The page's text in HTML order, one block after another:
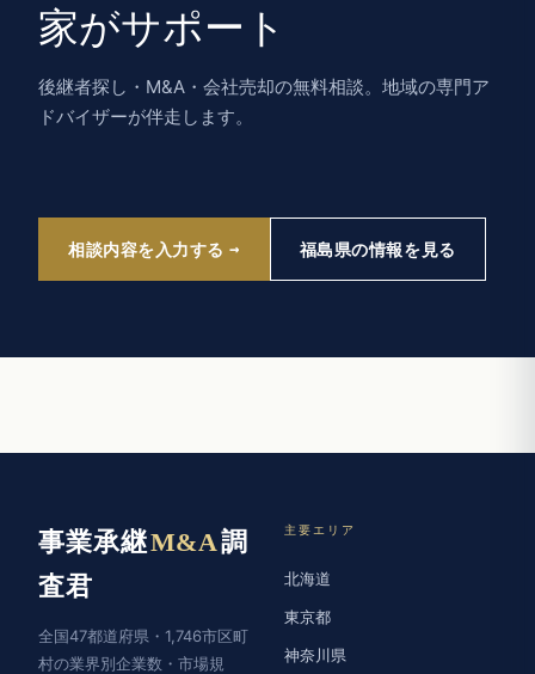
家がサポート
後継者探し・M&A・会社売却の無料相談。地域の専門ア
ドバイザーが伴走します。
相談内容を入力する 福島県の情報を見る
事業承継M&A調
査君
全国47都道府県・1,746市区町
村の業界別企業数・市場規
主要エリア
北海道
東京都
神奈川県